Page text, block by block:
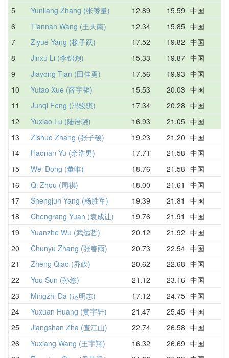
5 Yunliang Zhang (张赟量) 12.89 15.59 中国
6 Tiannan Wang (王天南) 12.34 15.85 中国
7 Ziyue Yang (杨子跃) 17.52 19.82 中国
8 Jinxu Li (李锦煦) 15.33 19.87 中国
9 Jiayong Tian (田佳勇) 17.56 19.93 中国
10 Yutao Xue (薛宇韬) 15.53 20.03 中国
11 Junqi Feng (冯骏骐) 17.34 20.28 中国
12 Yuxiao Lu (陆语骁) 16.93 21.05 中国
13 Zishuo Zhang (张子硕) 19.23 21.20 中国
14 Haonan Yu (余浩男) 17.71 21.58 中国
15 Wei Dong (董唯) 18.76 21.58 中国
16 Qi Zhou (周祺) 18.00 21.61 中国
17 Shengjun Yang (杨胜军) 19.39 21.81 中国
18 Chengrang Yuan (袁成让) 19.76 21.91 中国
19 Yuanzhe Wu (武远哲) 20.12 21.92 中国
20 Chunyu Zhang (张春雨) 20.73 22.54 中国
21 Zheng Qiao (乔政) 20.62 22.68 中国
22 You Sun (孙悠) 21.12 23.16 中国
23 Mingzhi Da (达明志) 17.12 24.75 中国
24 Yuxuan Huang (黄宇轩) 21.47 25.45 中国
25 Jiangshan Zha (查江山) 22.74 26.58 中国
26 Yuxiang Wang (王宇翔) 16.32 26.69 中国